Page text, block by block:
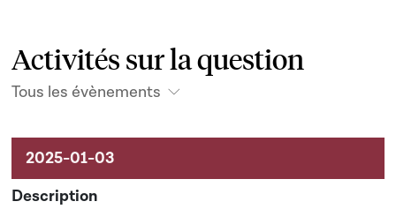
Activités sur la question
Tous les évènements
Activités liées au dossier